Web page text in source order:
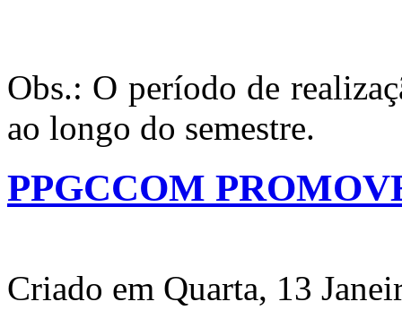
Obs.: O período de
ao longo do semestre.
PPGCCOM
Criado em Quarta, 13